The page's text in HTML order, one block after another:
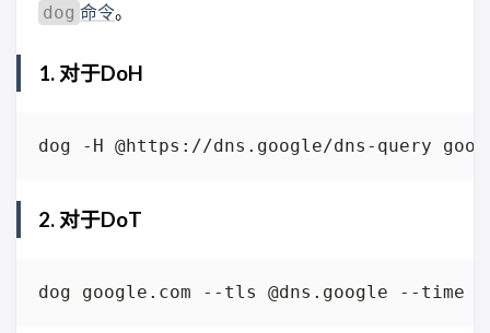
dog 命令。
1. 对于DoH
2. 对于DoT